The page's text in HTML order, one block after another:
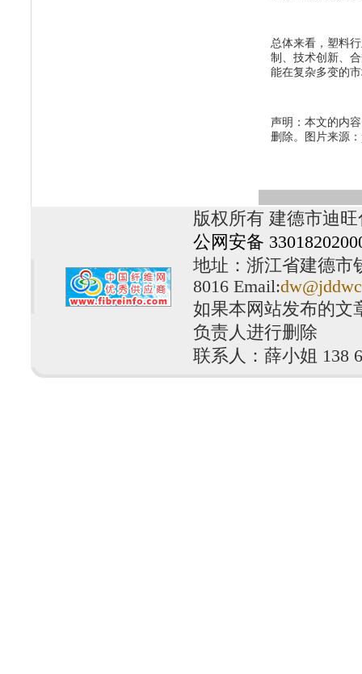
总体来看，塑料
制、技术创新、
能在复杂多变的
声明：本文的内
删除。图片来源：
版权所有 建德市迪
公网安备
地址：浙江省建德市
8016 Email:
如果本网站发布的文
负责人进行删除
联系人：薛小姐 138